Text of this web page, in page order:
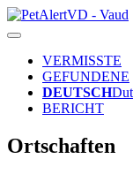
VERMISSTE
GEFUNDENE
DEUTSCH
BERICHT
Ortschaften